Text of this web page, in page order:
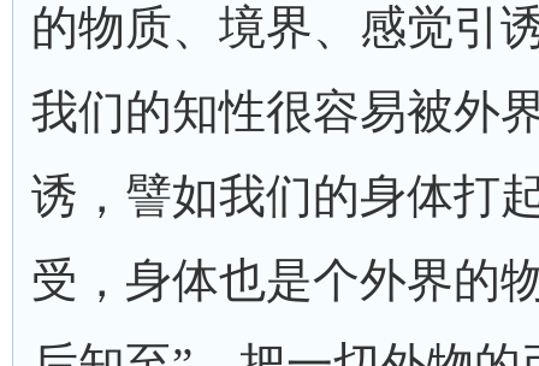
的物质、境界、感觉引
我们的知性很容易被外
诱，譬如我们的身体打
受，身体也是个外界的